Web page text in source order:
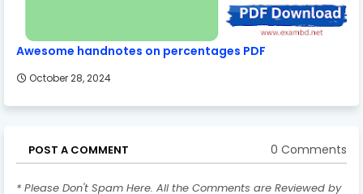
Awesome handnotes on percentages PDF
October 28, 2024
POST A COMMENT 0 Comments
* Please Don't Spam Here. All the Comments are Reviewed by